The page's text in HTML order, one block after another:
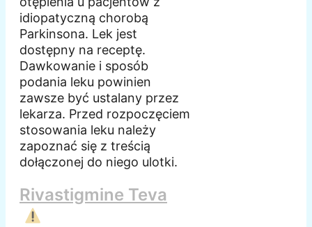
idiopatyczną chorobą
Parkinsona. Lek jest
dostępny na receptę.
Dawkowanie i sposób
podania leku powinien
zawsze być ustalany przez
lekarza. Przed rozpoczęciem
stosowania leku należy
zapoznać się z treścią
dołączonej do niego ulotki.
Rivastigmine Teva